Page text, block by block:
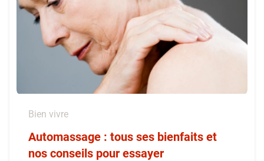
Bien vivre
Automassage : tous ses bienfaits et
nos conseils pour essayer